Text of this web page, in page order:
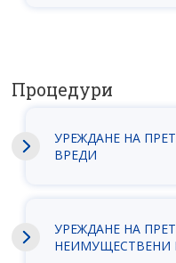
Процедури
УРЕЖДАНЕ НА
ВРЕДИ
УРЕЖДАНЕ НА
НЕИМУЩЕСТВЕНИ